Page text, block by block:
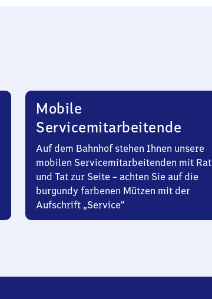
Mobile
Servicemitarbeitende
Auf dem Bahnhof stehen Ihnen unsere
mobilen Servicemitarbeitenden mit Rat
und Tat zur Seite – achten Sie auf die
burgundy farbenen Mützen mit der
Aufschrift „Service“